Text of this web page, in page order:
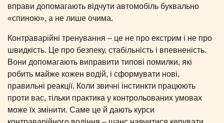
вправи допомагають відчути автомобіль буквально
«спиною», а не лише очима.
Контраварійні тренування – це не про екстрим і не про
швидкість. Це про безпеку, стабільність і впевненість.
Вони допомагають виправити типові помилки, які
робить майже кожен водій, і сформувати нові,
правильні реакції. Коли звичні інстинкти працюють
проти вас, тільки практика у контрольованих умовах
може їх змінити. Саме це й дають курси